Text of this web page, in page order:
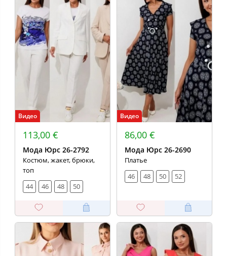
Видео
113,00 €
Мода Юрс 26-2792
Костюм, жакет, брюки,
топ
44
46 48 50
Видео
86,00 €
Мода Юрс 26-2690
Платье
46
48 50 52